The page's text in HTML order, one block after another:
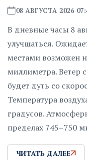
08 АВГУСТА 2026
В дневные часы 8
улучшаться.
местами возможен
миллиметра. Ветер
будет дуть со
Температура
градусов.
пределах 745–750
ЧИТАТЬ ДАЛЕЕ